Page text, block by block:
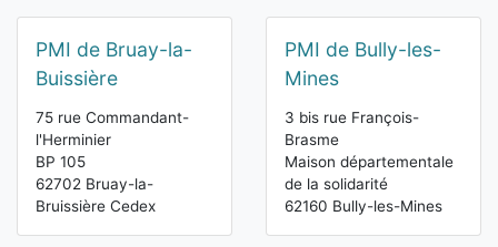
PMI de Bruay-la-
Buissière
75 rue Commandant-
l'Herminier
BP 105
62702 Bruay-la-
Bruissière Cedex
PMI de Bully-les-
Mines
3 bis rue François-
Brasme
Maison départementale
de la solidarité
62160 Bully-les-Mines